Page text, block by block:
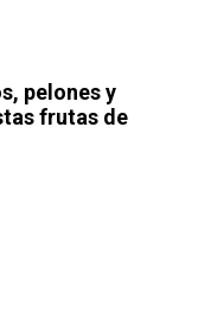
pelones y
frutas de